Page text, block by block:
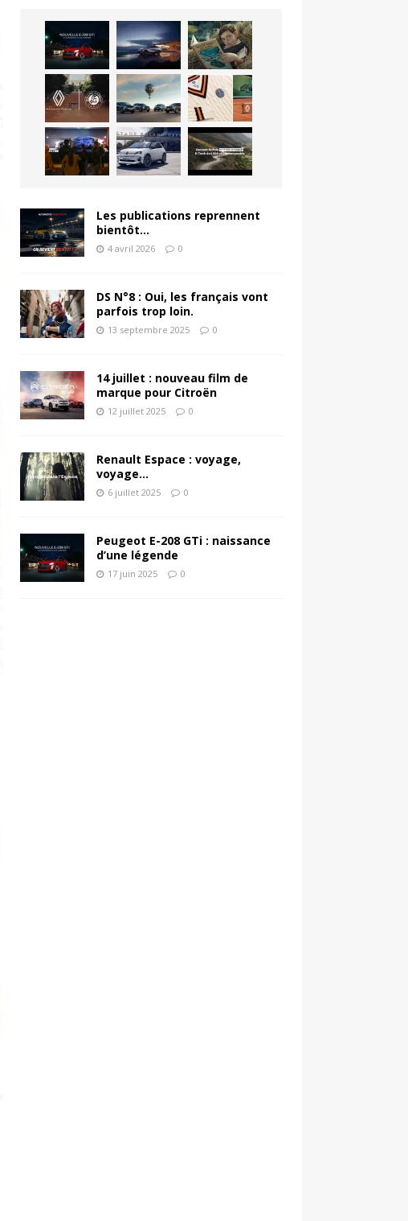
Les publications reprennent
bientôt…
4 avril 2026 0
DS N°8 : Oui, les français vont
parfois trop loin.
13 septembre 2025 0
14 juillet : nouveau film de
marque pour Citroën
12 juillet 2025 0
Renault Espace : voyage,
voyage…
6 juillet 2025 0
Peugeot E-208 GTi : naissance
d’une légende
17 juin 2025 0